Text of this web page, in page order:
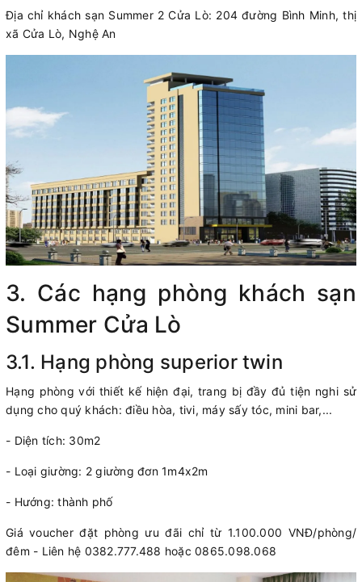
Địa chỉ khách sạn Summer 2 Cửa Lò: 204 đường Bình Minh, thị
xã Cửa Lò, Nghệ An
3. Các hạng phòng khách sạn
Summer Cửa Lò
3.1. Hạng phòng superior twin
Hạng phòng với thiết kế hiện đại, trang bị đầy đủ tiện nghi sử
dụng cho quý khách: điều hòa, tivi, máy sấy tóc, mini bar,...
- Diện tích: 30m2
- Loại giường: 2 giường đơn 1m4x2m
- Hướng: thành phố
Giá voucher đặt phòng ưu đãi chỉ từ 1.100.000 VNĐ/phòng/
đêm - Liên hệ 0382.777.488 hoặc 0865.098.068